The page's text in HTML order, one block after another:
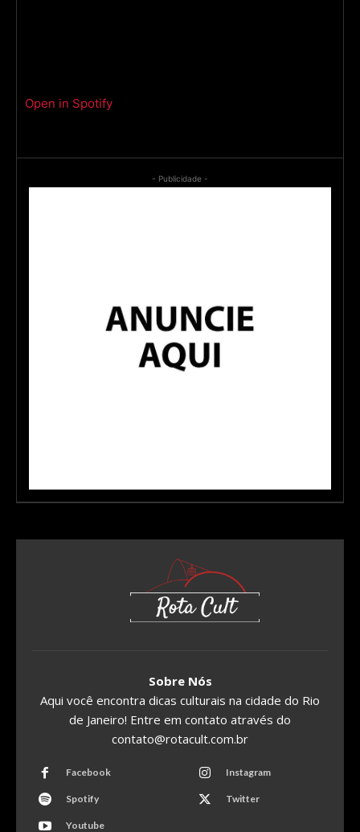
Open in Spotify
- Publicidade -
Sobre Nós
Aqui você encontra dicas culturais na cidade do Rio
de Janeiro! Entre em contato através do
contato@rotacult.com.br
Facebook Instagram
Spotify Twitter
Youtube